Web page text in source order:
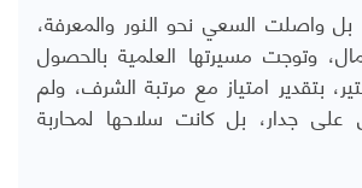
واصلت السعي نحو النور والمعرفة،
وتوجت مسيرتها العلمية بالحصول
بتقدير امتياز مع مرتبة الشرف، ولم
جدار، بل كانت سلاحها لمحاربة